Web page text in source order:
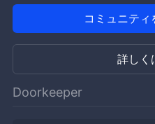
コミュニティ
詳しく
Doorkeeper